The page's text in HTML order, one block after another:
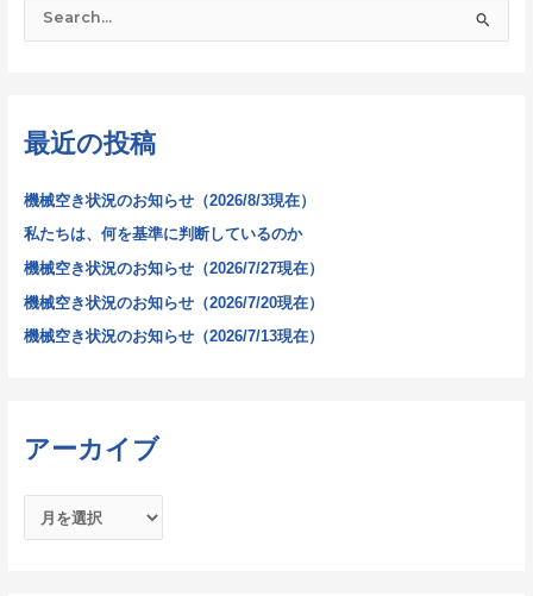
:最近の投稿
機械空き状況のお知らせ（2026/8/3現在）
私たちは、何を基準に判断しているのか
機械空き状況のお知らせ（2026/7/27現在）
機械空き状況のお知らせ（2026/7/20現在）
機械空き状況のお知らせ（2026/7/13現在）
アーカイブ